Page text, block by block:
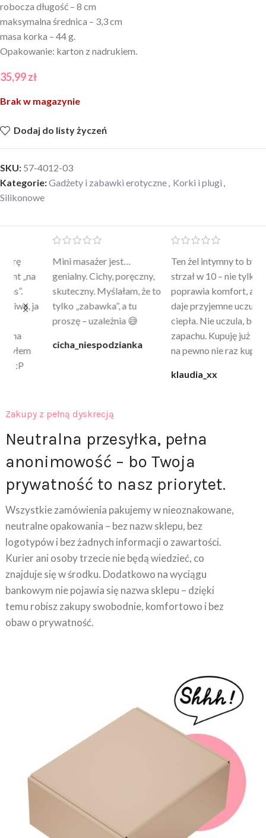
robocza długość – 8 cm
maksymalna średnica – 3,3 cm
masa korka – 44 g.
Opakowanie: karton z nadrukiem.
35,99zł
Brak w magazynie
Dodaj do listy życzeń
SKU: 57-4012-03
Kategorie:Gadżety i zabawki erotyczne Korki i plugi
Silikonowe
Mini masażer jest…
genialny. Cichy, poręczny,
skuteczny. Myślałam, że to
tylko „zabawka”, a tu
proszę – uzależnia 😅
cicha_niespodzianka
Ten żel intymny to był
strzał w 10 – nie tylko
poprawia komfort, ale też
daje przyjemne uczucie
ciepła. Nie uczula, bez
zapachu. Kupuję już 3 raz i
na pewno nie raz kupie
klaudia_xx
Zakupy z pełną dyskrecją
Neutralna przesyłka, pełna
anonimowość – bo Twoja
prywatność to nasz priorytet.
Wszystkie zamówienia pakujemy w nieoznakowane,
neutralne opakowania – bez nazw sklepu, bez
logotypów i bez żadnych informacji o zawartości.
Kurier ani osoby trzecie nie będą wiedzieć, co
znajduje się w środku. Dodatkowo na wyciągu
bankowym nie pojawia się nazwa sklepu – dzięki
temu robisz zakupy swobodnie, komfortowo i bez
obaw o prywatność.